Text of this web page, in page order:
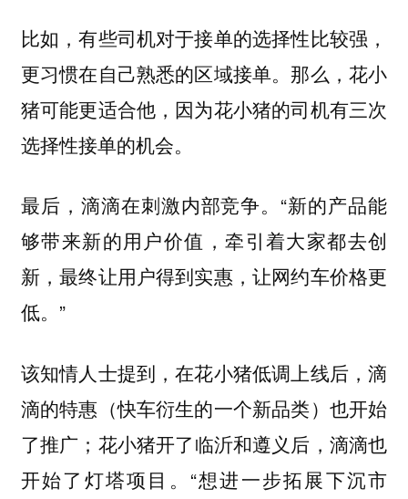
比如，有些司机对于接单的选择性比较强，
更习惯在自己熟悉的区域接单。那么，花小
猪可能更适合他，因为花小猪的司机有三次
选择性接单的机会。
最后，滴滴在刺激内部竞争。“新的产品能
够带来新的用户价值，牵引着大家都去创
新，最终让用户得到实惠，让网约车价格更
低。”
该知情人士提到，在花小猪低调上线后，滴
滴的特惠（快车衍生的一个新品类）也开始
了推广；花小猪开了临沂和遵义后，滴滴也
开始了灯塔项目。“想进一步拓展下沉市